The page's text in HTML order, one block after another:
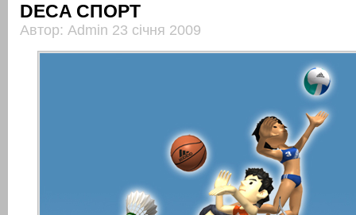
DECA СПОРТ
Автор: Admin 23 січня 2009